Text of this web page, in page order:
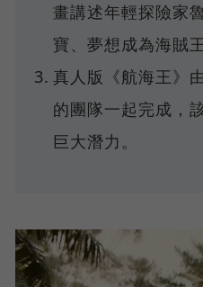
畫講述年輕探險家
寶、夢想成為海賊
真人版《航海王》
的團隊一起完成，
巨大潛力。